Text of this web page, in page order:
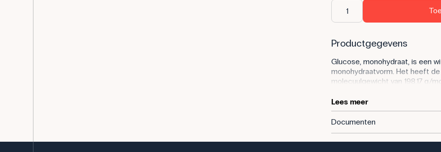
Productgegevens
Glucose, monohydraat, is een
monohydraatvorm. Het heeft de
molecuulgewicht van 198,17 g/
Het product wordt gebruikt in
in de
Lees meer
Documenten